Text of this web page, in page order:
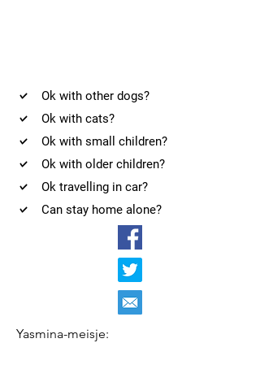
Ok with other dogs?
Ok with cats?
Ok with small children?
Ok with older children?
Ok travelling in car?
Can stay home alone?
Yasmina-meisje: